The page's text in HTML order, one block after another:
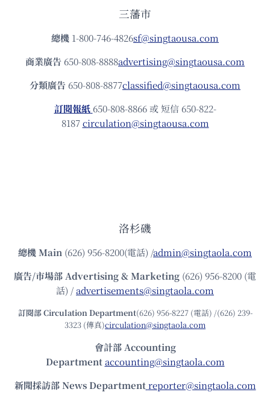
三藩市
總機 1-800-746-4826sf@singtaousa.com
商業廣告 650-808-8888advertising@singtaousa.com
分類廣告 650-808-8877classified@singtaousa.com
訂閱報紙 650-808-8866 或 短信 650-822-
8187circulation@singtaousa.com
洛杉磯
總機Main (626) 956-8200(電話) /admin@singtaola.com
廣告/市場部Advertising & Marketing (626) 956-8200 (電
話) /advertisements@singtaola.com
訂閱部 Circulation Department(626) 956-8227 (電話) /(626) 239-
3323 (傳真)circulation@singtaola.com
會計部 Accounting
Department accounting@singtaola.com
新聞採訪部 News Department reporter@singtaola.com